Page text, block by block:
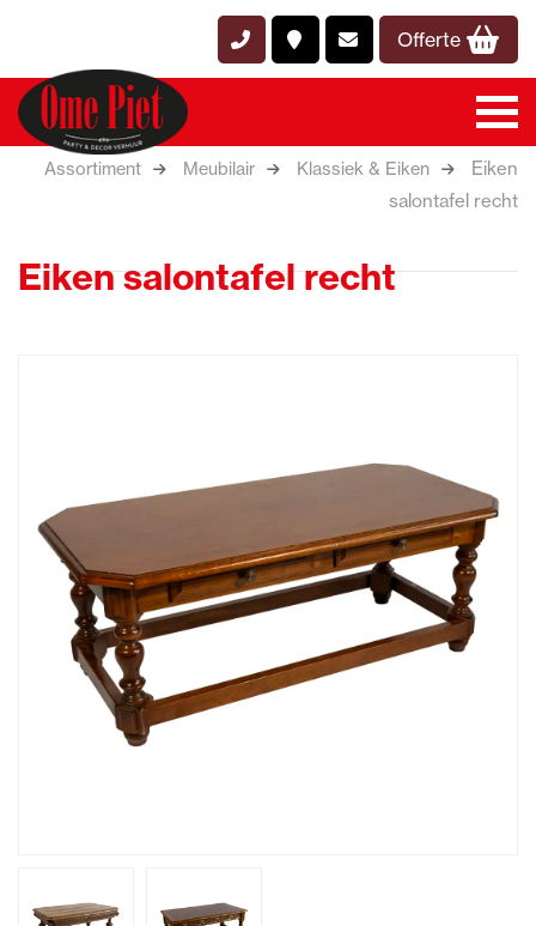
Offerte
Assortiment Meubilair Klassiek & Eiken
Eiken
salontafel recht
Eiken salontafel recht